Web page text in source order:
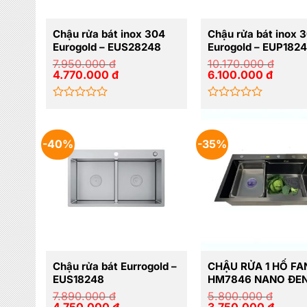
Chậu rửa bát inox 304
Eurogold – EUS28248
7.950.000đ
Giá
gốc
là:
4.770.000 đGiá
hiện
hạng
0
5
sao
Chậu rửa bát inox
Eurogold –
10.170.000đ
Giá
gốc
là:
6.100.000 đGiá
hiện
hạng
0
5
sao
-40%
Chậu rửa bát Eurrogold –
EUS18248
7.890.000đ
-35%
CHẬU RỬA 1 HỐ
HM7846 NANO
5.800.000đ